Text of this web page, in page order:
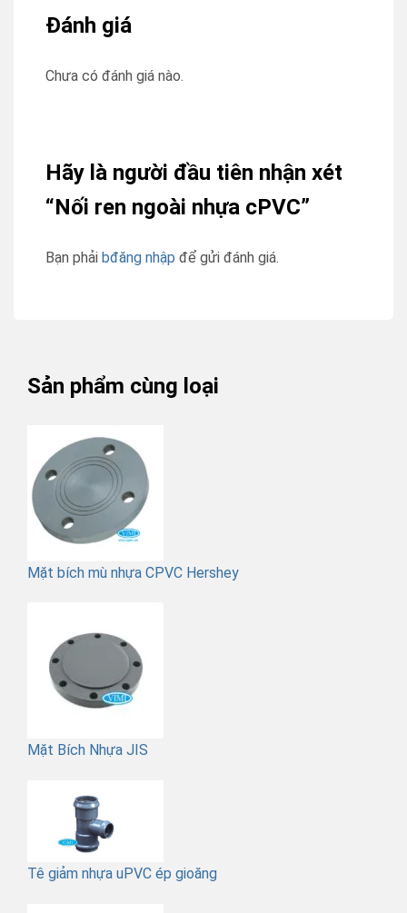
Đánh giá
Chưa có đánh giá nào.
Hãy là người đầu tiên nhận xét
“Nối ren ngoài nhựa cPVC”
Bạn phải bđăng nhập để gửi đánh giá.
Sản phẩm cùng loại
Mặt bích mù nhựa CPVC Hershey
Mặt Bích Nhựa JIS
Tê giảm nhựa uPVC ép gioăng